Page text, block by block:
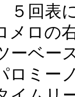
５回表
メロの
ーベー
ロミー